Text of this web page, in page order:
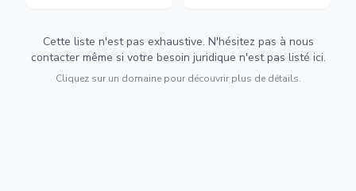
Cette liste n'est pas exhaustive. N'hésitez pas à nous
contacter même si votre besoin juridique n'est pas listé ici.
Cliquez sur un domaine pour découvrir plus de détails.